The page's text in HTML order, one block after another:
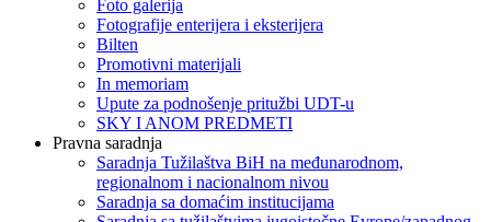
Foto galerija
Fotografije enterijera i eksterijera
Bilten
Promotivni materijali
In memoriam
Upute za podnošenje pritužbi UDT-u
SKY I ANOM PREDMETI
Pravna saradnja
Saradnja Tužilaštva BiH na međunarodnom,
regionalnom i nacionalnom nivou
Saradnja sa domaćim institucijama